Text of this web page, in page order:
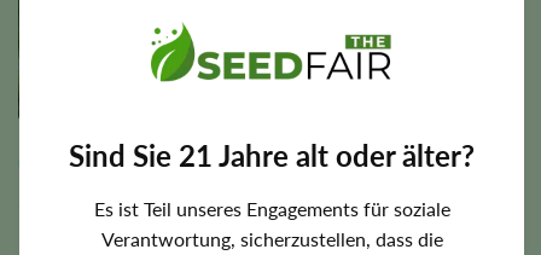
Sind Sie 21 Jahre alt oder älter?
Es ist Teil unseres Engagements für soziale
Verantwortung, sicherzustellen, dass die
Selbstblühend Femininisiert Sativa Dominant 20% thc
€
3